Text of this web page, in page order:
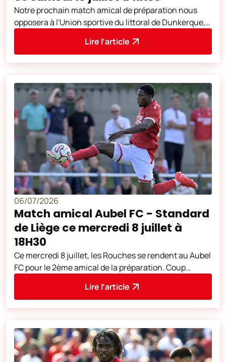
Notre prochain match amical de préparation nous
opposera à l'Union sportive du littoral de Dunkerque,
Lire l’article
06/07/2026
Match amical Aubel FC - Standard
de Liège ce mercredi 8 juillet à
18H30
Ce mercredi 8 juillet, les Rouches se rendent au Aubel
FC pour le 2ème amical de la préparation. Coup
Lire l’article